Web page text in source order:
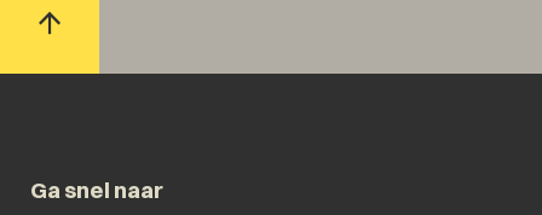
Ga snel naar